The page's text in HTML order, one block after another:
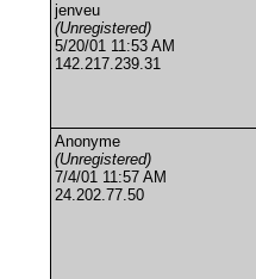
jenveu
(Unregistered)
5/20/01 11:53 AM
142.217.239.31
Anonyme
(Unregistered)
7/4/01 11:57 AM
24.202.77.50